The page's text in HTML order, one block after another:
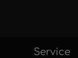
Service